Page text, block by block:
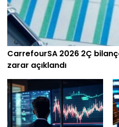
CarrefourSA 2026 2Ç
zarar açıklandı